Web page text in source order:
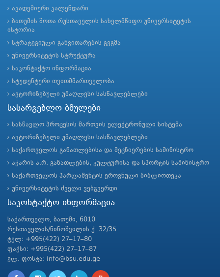
აკადემიური კალენდარი
ბათუმის შოთა რუსთაველის სახელმწიფო უნივერსიტეტის
ისტორია
სტრატეგიული განვითარების გეგმა
უნივერსიტეტის სტრუქტურა
საკონტაქტო ინფორმაცია
სტუდენტური თვითმმართველობა
ავტორიზებული უმაღლესი სასწავლებლები
სასარგებლო ბმულები
სასწავლო პროცესის მართვის ელექტრონული სისტემა
ავტორიზებული უმაღლესი სასწავლებლები
საქართველოს განათლებისა და მეცნიერების სამინისტრო
აჭარის ა.რ. განათლების, კულტურისა და სპორტის სამინისტრო
საქართველოს პარლამენტის ეროვნული ბიბლიოთეკა
უნივერსიტეტის ძველი ვებგვერდი
საკონტაქტო ინფორმაცია
საქართველო, ბათუმი, 6010
რუსთაველის/ნინოშვილის ქ. 32/35
ტელ: +995(422) 27–17–80
ფაქსი: +995(422) 27–17–87
ელ. ფოსტა: info@bsu.edu.ge